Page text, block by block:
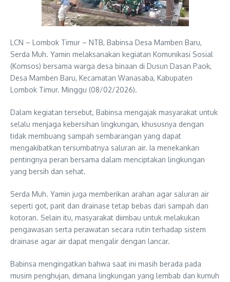
LCN – Lombok Timur – NTB, Babinsa Desa Mamben Baru,
Serda Muh. Yamin melaksanakan kegiatan Komunikasi Sosial
(Komsos) bersama warga desa binaan di Dusun Dasan Paok,
Desa Mamben Baru, Kecamatan Wanasaba, Kabupaten
Lombok Timur. Minggu (08/02/2026).
Dalam kegiatan tersebut, Babinsa mengajak masyarakat untuk
selalu menjaga kebersihan lingkungan, khususnya dengan
tidak membuang sampah sembarangan yang dapat
mengakibatkan tersumbatnya saluran air. Ia menekankan
pentingnya peran bersama dalam menciptakan lingkungan
yang bersih dan sehat.
Serda Muh. Yamin juga memberikan arahan agar saluran air
seperti got, parit dan drainase tetap bebas dari sampah dan
kotoran. Selain itu, masyarakat diimbau untuk melakukan
pengawasan serta perawatan secara rutin terhadap sistem
drainase agar air dapat mengalir dengan lancar.
Babinsa mengingatkan bahwa saat ini masih berada pada
musim penghujan, dimana lingkungan yang lembab dan kumuh